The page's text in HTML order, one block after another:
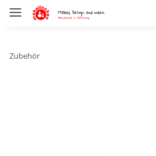
Zubehör